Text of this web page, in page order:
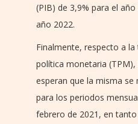
(PIB) de 3,9% para el
año 2022.
Finalmente, respecto a
política monetaria
esperan que la misma se
para los periodos
febrero de 2021, en